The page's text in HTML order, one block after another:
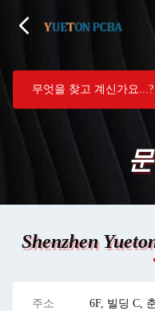
Shenzhen
주소
6F, 빌딩 C,